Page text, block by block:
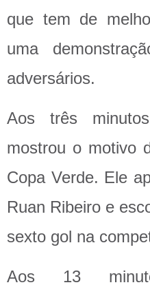
que tem de
uma
adversários.
Aos três
mostrou o motivo
Copa Verde. Ele
Ruan Ribeiro e
sexto gol na
Aos 13